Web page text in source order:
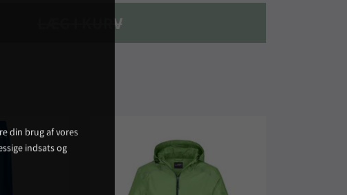
LÆG I KURV
din brug af vores
indsats og